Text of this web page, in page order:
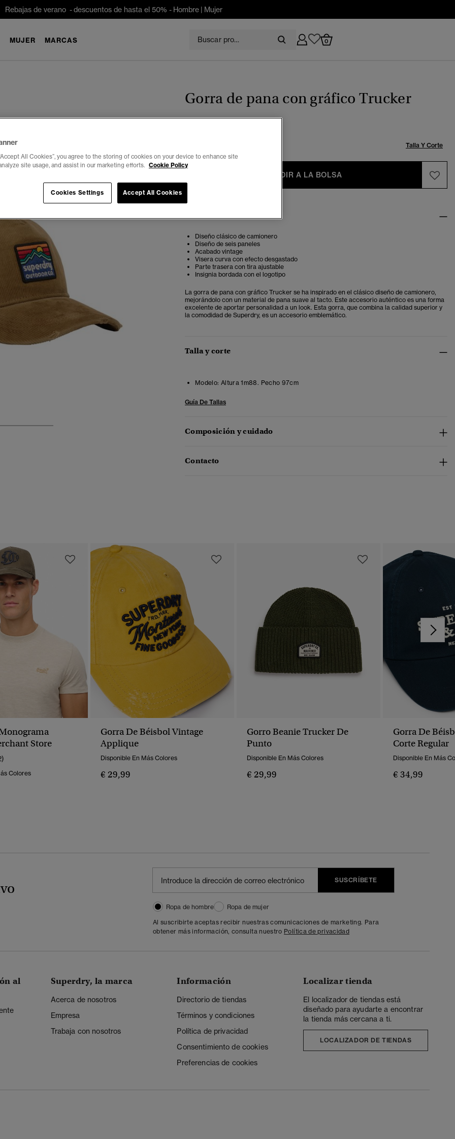
Rebajas de verano - descuentos de hasta el 50% - Hombre | Mujer
MUJER MARCAS 0
Gorra de pana con gráfico Trucker
€ 34,99
Talla Y Corte
AÑADIR A LA BOLSA
Diseño clásico de camionero
Diseño de seis paneles
Acabado vintage
Visera curva con efecto desgastado
Parte trasera con tira ajustable
Insignia bordada con el logotipo
La gorra de pana con gráfico Trucker se ha inspirado en el clásico diseño de camionero,
mejorándolo con un material de pana suave al tacto. Este accesorio auténtico es una forma
excelente de aportar personalidad a un look. Esta gorra, que combina la calidad superior y
la comodidad de Superdry, es un accesorio emblemático.
Talla y corte
Modelo: Altura 1m88. Pecho 97cm
Guía De Tallas
Composición y cuidado
Contacto
Store
Colores
Gorra De Béisbol Vintage
Applique
Disponible En Más Colores
€ 29,99
Gorro Beanie Trucker De
Punto
Disponible En Más Colores
€ 29,99
Gorra De
Corte Regular
Disponible En Más
€ 34,99
SUSCRÍBETE
Ropa de hombre
Ropa de mujer
Al suscribirte aceptas recibir nuestras comunicaciones de marketing. Para
obtener más información, consulta nuestro Política de privacidad
al Superdry, la marca
Acerca de nosotros
Empresa
Trabaja con nosotros
Información
Directorio de tiendas
Términos y condiciones
Política de privacidad
Consentimiento de cookies
Preferencias de cookies
Localizar tienda
El localizador de tiendas está
diseñado para ayudarte a encontrar
la tienda más cercana a ti.
LOCALIZADOR DE TIENDAS
All Cookies”, you agree to the storing of cookies on your device to enhance site
site usage, and assist in our marketing efforts. Cookie Policy
Accept All Cookies
Cookies Settings